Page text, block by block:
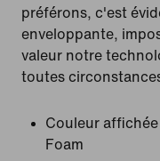
préférons, c'est
enveloppante,
valeur notre
toutes
Couleur affichée
Foam